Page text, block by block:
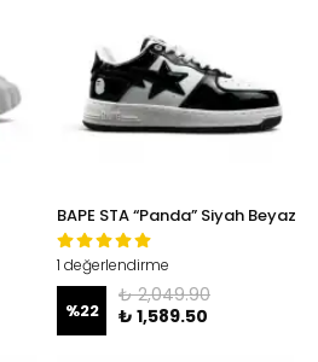
BAPE STA “Panda” Siyah Beyaz
1 değerlendirme
%22
₺ 2,049.90
₺ 1,589.50